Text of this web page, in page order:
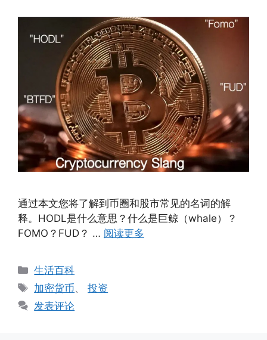
通过本文您将了解到币圈和股市常见的名词的解
释。HODL是什么意思？什么是巨鲸（whale）？
FOMO？FUD？ … 阅读更多
分
类
生活百科
标
签
加密货币、投资
发表评论